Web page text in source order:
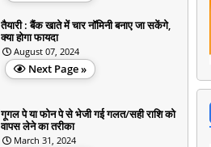
तैयारी : बैंक खाते में चार नॉमिनी बनाए जा सकेंगे,
क्या होगा फायदा
August 07, 2024
Next Page »
गूगल पे या फोन पे से भेजी गई गलत/सही राशि को
वापस लेने का तरीका
March 31, 2024